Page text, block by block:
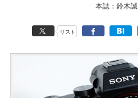
本誌：鈴木誠
リスト